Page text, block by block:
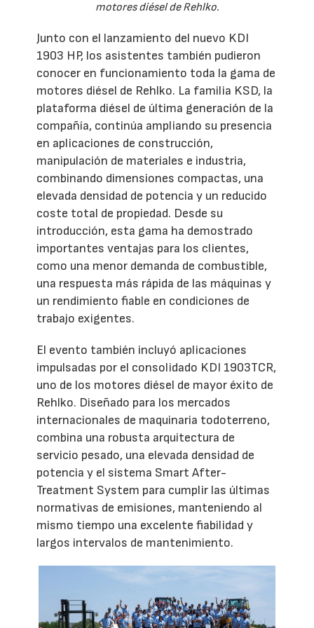
motores diésel de Rehlko.
Junto con el lanzamiento del nuevo KDI
1903 HP, los asistentes también pudieron
conocer en funcionamiento toda la gama de
motores diésel de Rehlko. La familia KSD, la
plataforma diésel de última generación de la
compañía, continúa ampliando su presencia
en aplicaciones de construcción,
manipulación de materiales e industria,
combinando dimensiones compactas, una
elevada densidad de potencia y un reducido
coste total de propiedad. Desde su
introducción, esta gama ha demostrado
importantes ventajas para los clientes,
como una menor demanda de combustible,
una respuesta más rápida de las máquinas y
un rendimiento fiable en condiciones de
trabajo exigentes.
El evento también incluyó aplicaciones
impulsadas por el consolidado KDI 1903TCR,
uno de los motores diésel de mayor éxito de
Rehlko. Diseñado para los mercados
internacionales de maquinaria todoterreno,
combina una robusta arquitectura de
servicio pesado, una elevada densidad de
potencia y el sistema Smart After-
Treatment System para cumplir las últimas
normativas de emisiones, manteniendo al
mismo tiempo una excelente fiabilidad y
largos intervalos de mantenimiento.